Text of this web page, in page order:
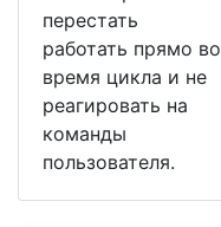
перестать
работать прямо во
время цикла и не
реагировать на
команды
пользователя.